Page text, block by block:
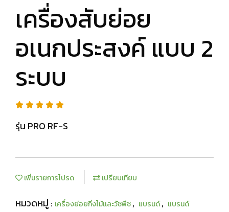
เครื่องสับย่อย
อเนกประสงค์ แบบ 2
ระบบ
รุ่น PRO RF-S
เพิ่มรายการโปรด เปรียบเทียบ
หมวดหมู่ : เครื่องย่อยกิ่งไม้เเละวัชพืช, แบรนด์, แบรนด์